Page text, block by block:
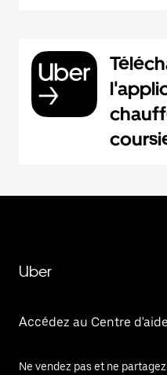
Uber
Accédez au Centre d'aide
Ne vendez pas et ne